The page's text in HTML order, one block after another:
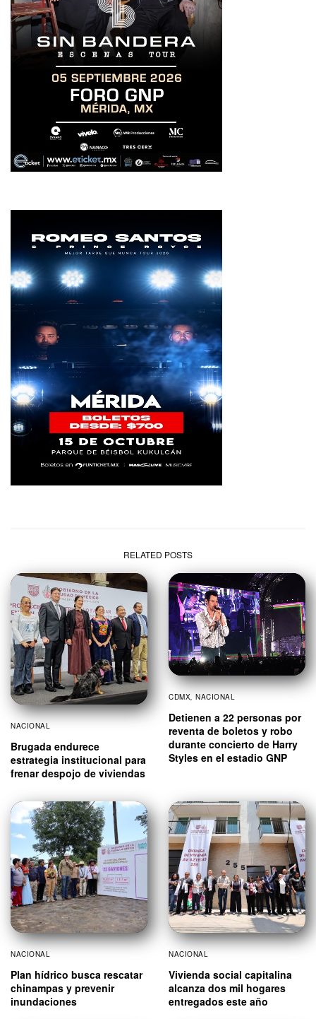
RELATED POSTS
NACIONAL
Brugada endurece
estrategia institucional para
frenar despojo de viviendas
CDMX NACIONAL
Detienen a 22 personas por
reventa de boletos y robo
durante concierto de Harry
Styles en el estadio GNP
NACIONAL
Plan hídrico busca rescatar
chinampas y prevenir
inundaciones
NACIONAL
Vivienda social capitalina
alcanza dos mil hogares
entregados este año